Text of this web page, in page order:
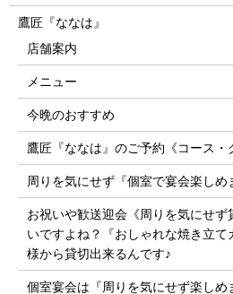
鷹匠『ななは』
店舗案内
メニュー
今晩のおすすめ
鷹匠『ななは』のご予約《コース・
周りを気にせず『個室で宴会楽しめ
お祝いや歓送迎会《周りを気にせず
いですよね？『おしゃれな焼き立て
様から貸切出来るんです♪
個室宴会は『周りを気にせず楽しめ